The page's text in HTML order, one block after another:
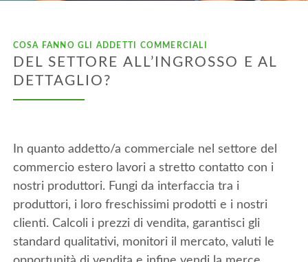
COSA FANNO GLI ADDETTI COMMERCIALI
DEL SETTORE ALL’INGROSSO E AL
DETTAGLIO?
In quanto addetto/a commerciale nel settore del
commercio estero lavori a stretto contatto con i
nostri produttori. Fungi da interfaccia tra i
produttori, i loro freschissimi prodotti e i nostri
clienti. Calcoli i prezzi di vendita, garantisci gli
standard qualitativi, monitori il mercato, valuti le